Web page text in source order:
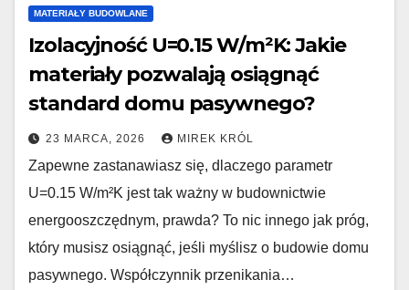
MATERIAŁY BUDOWLANE
Izolacyjność U=0.15 W/m²K: Jakie
materiały pozwalają osiągnąć
standard domu pasywnego?
23 MARCA, 2026 MIREK KRÓL
Zapewne zastanawiasz się, dlaczego parametr
U=0.15 W/m²K jest tak ważny w budownictwie
energooszczędnym, prawda? To nic innego jak próg,
który musisz osiągnąć, jeśli myślisz o budowie domu
pasywnego. Współczynnik przenikania…